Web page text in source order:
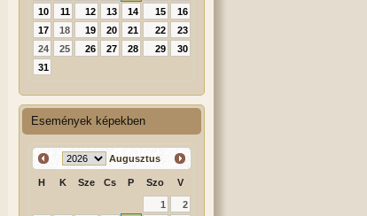
10
11 12 13 14 15
16
17
18 19 20 21 22
23
24
25 26 27 28 29
30
31
Események képekben
Augusztus
H K Sze Cs P Szo V
1
2